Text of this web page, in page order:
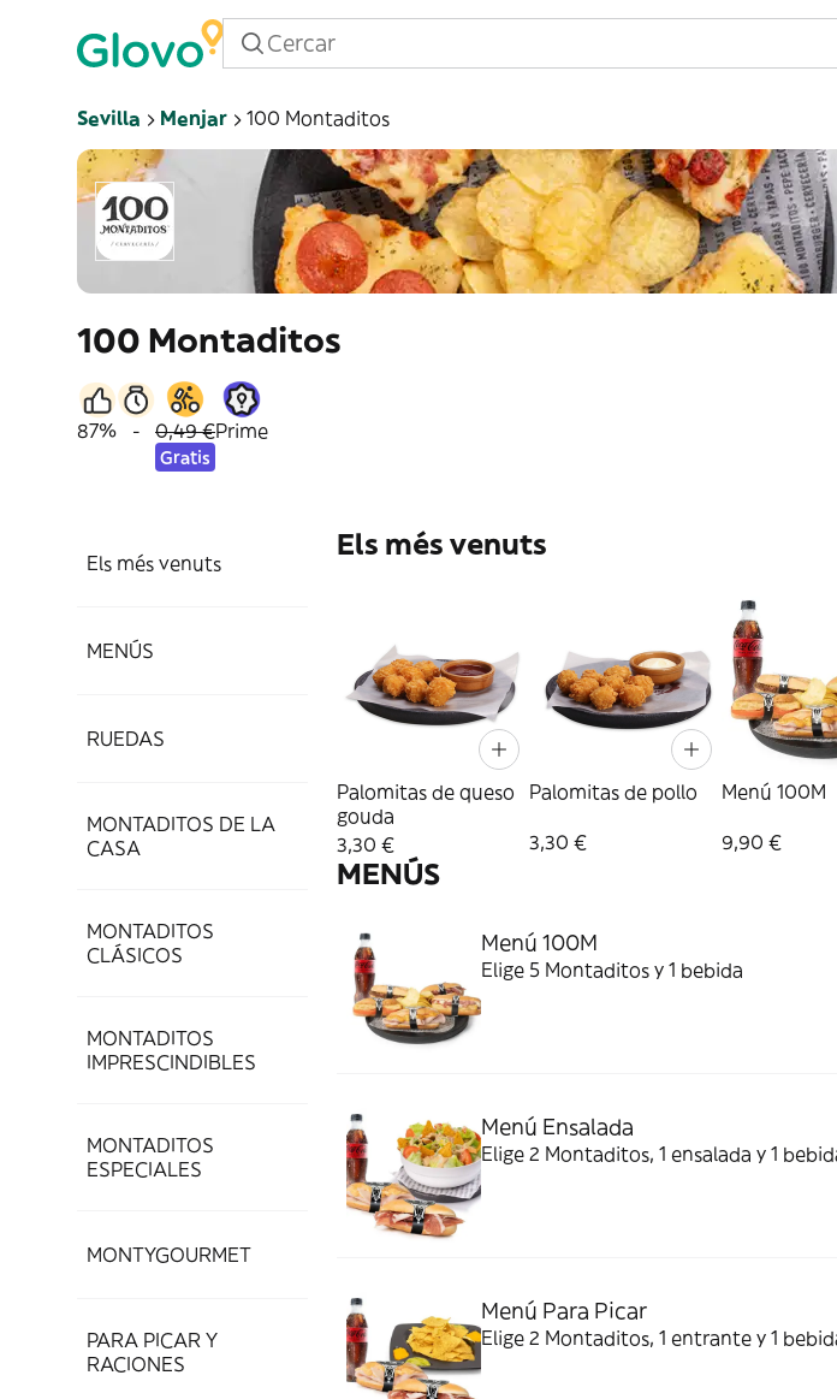
Sevilla Menjar 100 Montaditos
100 Montaditos
87% - 0,49 €
Gratis
Prime
Els més venuts
MENÚS
RUEDAS
MONTADITOS DE LA
CASA
MONTADITOS
CLÁSICOS
MONTADITOS
IMPRESCINDIBLES
MONTADITOS
ESPECIALES
MONTYGOURMET
PARA PICAR Y
RACIONES
Els més venuts
Palomitas de queso
gouda
3,30 €
Palomitas de pollo​
3,30 €
Menú 100M
9,90 €
MENÚS
Menú 100M
Elige 5 Montaditos y 1 bebida
Menú Ensalada
Elige 2 Montaditos, 1 ensalada y 1
Menú Para Picar
Elige 2 Montaditos, 1 entrante y 1